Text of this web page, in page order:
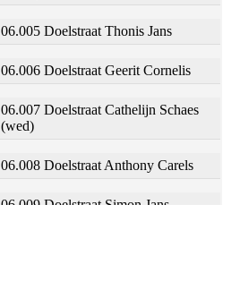
06.005 Doelstraat Thonis Jans
06.006 Doelstraat Geerit Cornelis
06.007 Doelstraat Cathelijn Schaes
(wed)
06.008 Doelstraat Anthony Carels
06.009 Doelstraat Simon Jans